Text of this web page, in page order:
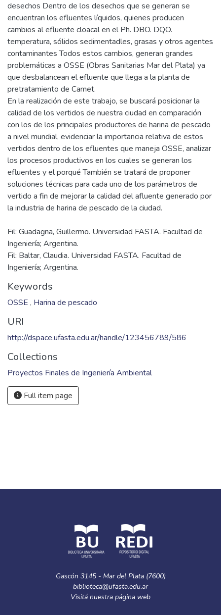
desechos Dentro de los desechos que se generan se
encuentran los efluentes líquidos, quienes producen
cambios al efluente cloacal en el Ph. DBO. DQO.
temperatura, sólidos sedimentadles, grasas y otros agentes
contaminantes Todos estos cambios, generan grandes
problemáticas a OSSE (Obras Sanitarias Mar del Plata) ya
que desbalancean el efluente que llega a la planta de
pretratamiento de Camet.
En la realización de este trabajo, se buscará posicionar la
calidad de los vertidos de nuestra ciudad en comparación
con los de los principales productores de harina de pescado
a nivel mundial, evidenciar la importancia relativa de estos
vertidos dentro de los efluentes que maneja OSSE, analizar
los procesos productivos en los cuales se generan los
efluentes y el porqué También se tratará de proponer
soluciones técnicas para cada uno de los parámetros de
vertido a fin de mejorar la calidad del afluente generado por
Fil: Guadagna, Guillermo. Universidad FASTA. Facultad de
Ingeniería; Argentina.
Fil: Baltar, Claudia. Universidad FASTA. Facultad de
Ingeniería; Argentina.
Keywords
OSSE , Harina de pescado
URI
http://dspace.ufasta.edu.ar/handle/123456789/586
Collections
Proyectos Finales de Ingeniería Ambiental
Full item page
Gascón 3145 - Mar del Plata (7600)
biblioteca@ufasta.edu.ar
Visitá nuestra página web